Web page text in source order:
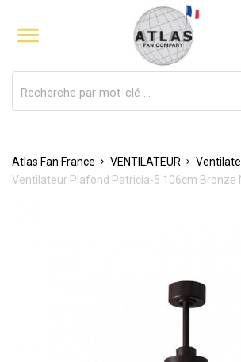

Atlas Fan France VENTILATEUR
Ventilateur Plafond Patricia-5 106cm Bronze